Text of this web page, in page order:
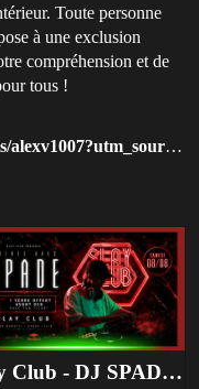
Toute personne
à une exclusion
compréhension et de
tous !
com
Slay Club - DJ SPADE 08/08